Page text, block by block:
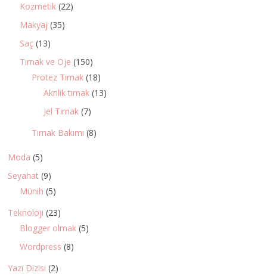
Kozmetik (22)
Makyaj (35)
Saç (13)
Tırnak ve Oje (150)
Protez Tırnak (18)
Akrilik tırnak (13)
Jel Tırnak (7)
Tırnak Bakımı (8)
Moda (5)
Seyahat (9)
Münih (5)
Teknoloji (23)
Blogger olmak (5)
Wordpress (8)
Yazı Dizisi (2)